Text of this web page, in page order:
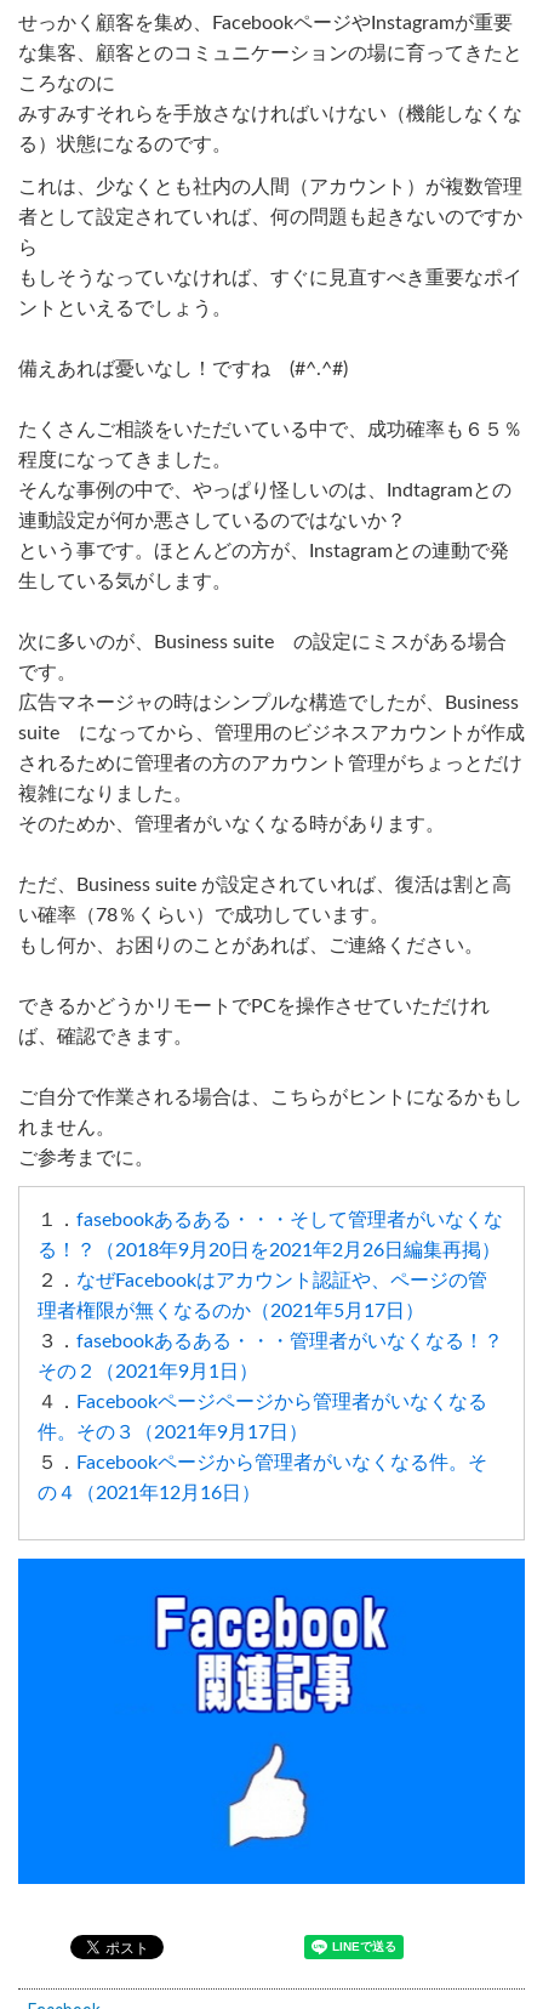
せっかく顧客を集め、FacebookページやInstagramが重要
な集客、顧客とのコミュニケーションの場に育ってきたと
ころなのに
みすみすそれらを手放さなければいけない（機能しなくな
る）状態になるのです。
これは、少なくとも社内の人間（アカウント）が複数管理
者として設定されていれば、何の問題も起きないのですか
ら
もしそうなっていなければ、すぐに見直すべき重要なポイ
ントといえるでしょう。
備えあれば憂いなし！ですね (#^.^#)​
たくさんご相談をいただいている中で、成功確率も６５％
程度になってきました。
そんな事例の中で、やっぱり怪しいのは、Indtagramとの
連動設定が何か悪さしているのではないか？
という事です。ほとんどの方が、Instagramとの連動で発
生している気がします。
次に多いのが、Business suite の設定にミスがある場合
です。
広告マネージャの時はシンプルな構造でしたが、Business
suite になってから、管理用のビジネスアカウントが作成
されるために管理者の方のアカウント管理がちょっとだけ
複雑になりました。
そのためか、管理者がいなくなる時があります。
ただ、Business suite が設定されていれば、復活は割と高
い確率（78％くらい）で成功しています。
もし何か、お困りのことがあれば、ご連絡ください。
できるかどうかリモートでPCを操作させていただけれ
ば、確認できます。
ご自分で作業される場合は、こちらがヒントになるかもし
れません。
ご参考までに。
１． fasebookあるある・・・そして管理者がいなくな
る！？（2018年9月20日を2021年2月26日編集再掲）
２． なぜFacebookはアカウント認証や、ページの管
理者権限が無くなるのか（2021年5月17日）
３． fasebookあるある・・・管理者がいなくなる！？
その２（2021年9月1日）
４．
Facebookページページから管理者がいなくなる
件。その３（2021年9月17日）
５．
Facebookページから管理者がいなくなる件。そ
の４（2021年12月16日）